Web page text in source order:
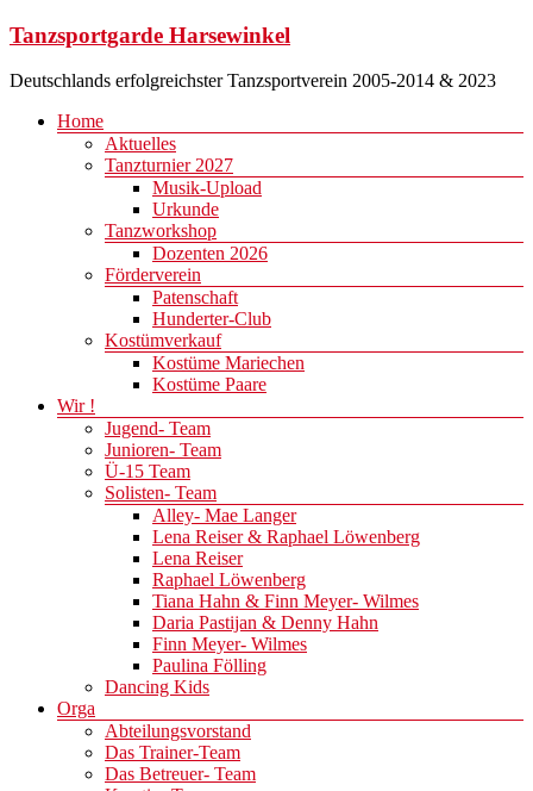
Zum
springen
Tanzsportgarde Harsewinkel
Deutschlands erfolgreichster Tanzsportverein 2005-2014 & 2023
Menü
Home
Aktuelles
Tanzturnier 2027
Musik-Upload
Urkunde
Tanzworkshop
Dozenten 2026
Förderverein
Patenschaft
Hunderter-Club
Kostümverkauf
Kostüme Mariechen
Kostüme Paare
Wir !
Jugend- Team
Junioren- Team
Ü-15 Team
Solisten- Team
Alley- Mae Langer
Lena Reiser & Raphael Löwenberg
Lena Reiser
Raphael Löwenberg
Tiana Hahn & Finn Meyer- Wilmes
Daria Pastijan & Denny Hahn
Finn Meyer- Wilmes
Paulina Fölling
Dancing Kids
Orga
Abteilungsvorstand
Das Trainer-Team
Das Betreuer- Team